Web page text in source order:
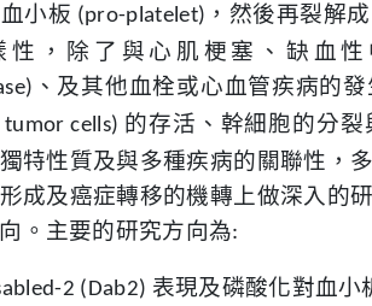
小板 (pro-platelet) ，然後再裂解成
性，除了與心肌梗塞、缺血
、及其他血栓或心血管疾病的
cells) 的存活、幹細胞的分
特性質及與多種疾病的關聯性，
成及癌症轉移的機轉上做深入的
。主要的研究方向為:
2 (Dab2) 表現及磷酸化對血小